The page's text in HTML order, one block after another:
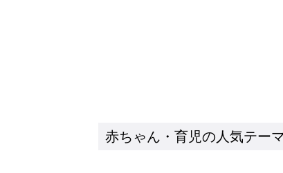
赤ちゃん・育児の人気テーマ